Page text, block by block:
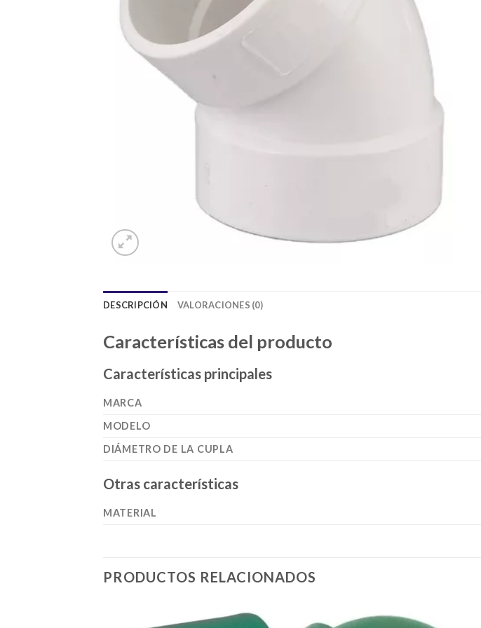
DESCRIPCIÓN VALORACIONES (0)
Características del producto
Características principales
MARCA
MODELO
DIÁMETRO DE LA CUPLA
Otras características
MATERIAL
PRODUCTOS RELACIONADOS